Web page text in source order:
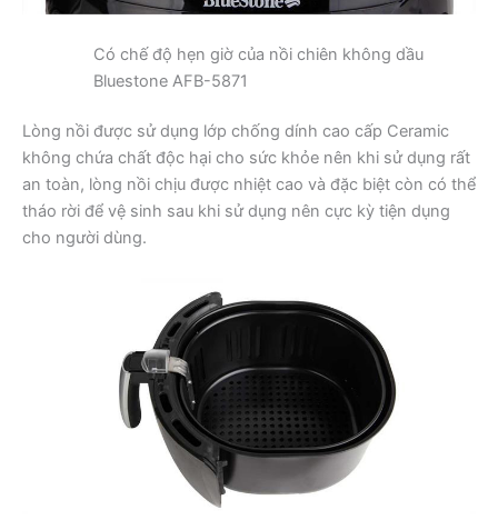
Có chế độ hẹn giờ của nồi chiên không dầu
Bluestone AFB-5871
Lòng nồi được sử dụng lớp chống dính cao cấp Ceramic
không chứa chất độc hại cho sức khỏe nên khi sử dụng rất
an toàn, lòng nồi chịu được nhiệt cao và đặc biệt còn có thể
tháo rời để vệ sinh sau khi sử dụng nên cực kỳ tiện dụng
cho người dùng.